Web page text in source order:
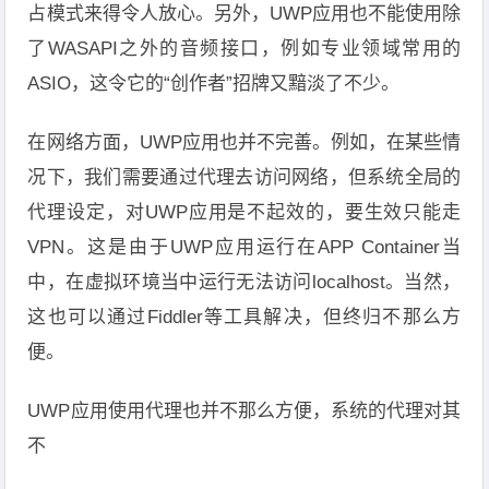
占模式来得令人放心。另外，UWP应用也不能使用除
了WASAPI之外的音频接口，例如专业领域常用的
ASIO，这令它的“创作者”招牌又黯淡了不少。
在网络方面，UWP应用也并不完善。例如，在某些情
况下，我们需要通过代理去访问网络，但系统全局的
代理设定，对UWP应用是不起效的，要生效只能走
VPN。这是由于UWP应用运行在APP Container当
中，在虚拟环境当中运行无法访问localhost。当然，
这也可以通过Fiddler等工具解决，但终归不那么方
便。
UWP应用使用代理也并不那么方便，系统的代理对其
不